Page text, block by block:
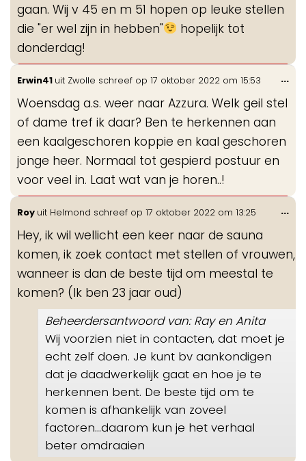
gaan. Wij v 45 en m 51 hopen op leuke stellen
die "er wel zijn in hebben"
hopelijk tot
donderdag!
Erwin41 uit Zwolle schreef op 17 oktober 2022 om 15:53
Woensdag a.s. weer naar Azzura. Welk geil stel
of dame tref ik daar? Ben te herkennen aan
een kaalgeschoren koppie en kaal geschoren
jonge heer. Normaal tot gespierd postuur en
voor veel in. Laat wat van je horen..!
...
Roy uit Helmond schreef op 17 oktober 2022 om 13:25
Hey, ik wil wellicht een keer naar de sauna
komen, ik zoek contact met stellen of vrouwen,
wanneer is dan de beste tijd om meestal te
komen? (Ik ben 23 jaar oud)
Beheerdersantwoord van: Ray en Anita
Wij voorzien niet in contacten, dat moet je
echt zelf doen. Je kunt bv aankondigen
dat je daadwerkelijk gaat en hoe je te
herkennen bent. De beste tijd om te
komen is afhankelijk van zoveel
factoren...daarom kun je het verhaal
beter omdraaien
...